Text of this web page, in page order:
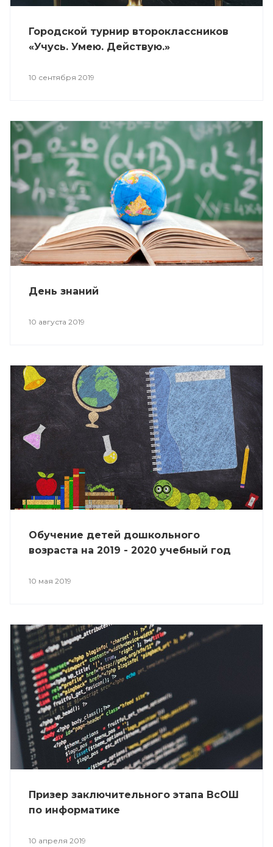
Городской турнир второклассников
«Учусь. Умею. Действую.»
10 сентября 2019
День знаний
10 августа 2019
Обучение детей дошкольного
возраста на 2019 - 2020 учебный год
10 мая 2019
Призер заключительного этапа ВсОШ
по информатике
10 апреля 2019